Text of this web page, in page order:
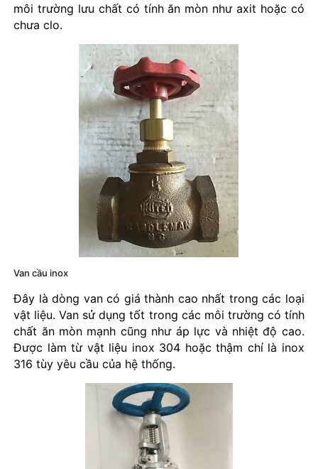
môi trường lưu chất có tính ăn mòn như axit hoặc có
chưa clo.
Van cầu inox
Đây là dòng van có giá thành cao nhất trong các loại
vật liệu. Van sử dụng tốt trong các môi trường có tính
chất ăn mòn mạnh cũng như áp lực và nhiệt độ cao.
Được làm từ vật liệu inox 304 hoặc thậm chí là inox
316 tùy yêu cầu của hệ thống.